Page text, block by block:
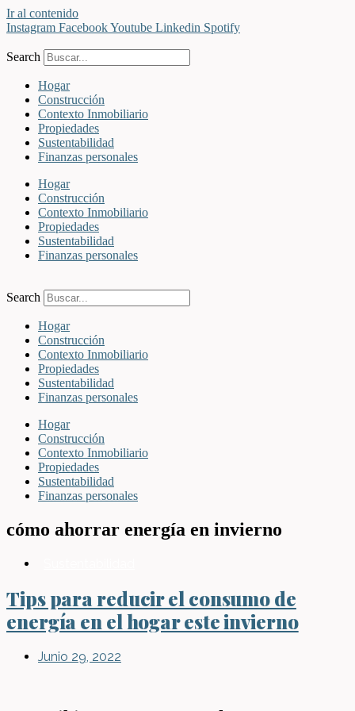
Ir al contenido
Instagram FacebookYoutube Linkedin Spotify
Search
Hogar
Construcción
Contexto Inmobiliario
Propiedades
Sustentabilidad
Finanzas personales
Hogar
Construcción
Contexto Inmobiliario
Propiedades
Sustentabilidad
Finanzas personales
Search
Hogar
Construcción
Contexto Inmobiliario
Propiedades
Sustentabilidad
Finanzas personales
Hogar
Construcción
Contexto Inmobiliario
Propiedades
Sustentabilidad
Finanzas personales
cómo ahorrar energía en invierno
Tips para reducir el consumo de
energía en el hogar este invierno
Junio 29, 2022